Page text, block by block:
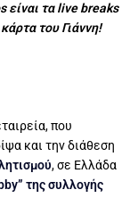
είναι τα live breaks
του Γιάννη!
που
και την διάθεση
, σε Ελλάδα
της συλλογής